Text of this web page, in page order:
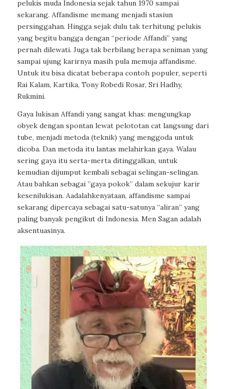
pelukis muda Indonesia sejak tahun 1970 sampai
sekarang. Affandisme memang menjadi stasiun
persinggahan. Hingga sejak dulu tak terhitung pelukis
yang begitu bangga dengan “periode Affandi” yang
pernah dilewati. Juga tak berbilang berapa seniman yang
sampai ujung karirnya masih pula memuja affandisme.
Untuk itu bisa dicatat beberapa contoh populer, seperti
Rai Kalam, Kartika, Tony Robedi Rosar, Sri Hadhy,
Rukmini.
Gaya lukisan Affandi yang sangat khas: mengungkap
obyek dengan spontan lewat pelototan cat langsung dari
tube, menjadi metoda (teknik) yang menggoda untuk
dicoba. Dan metoda itu lantas melahirkan gaya. Walau
sering gaya itu serta-merta ditinggalkan, untuk
kemudian dijumput kembali sebagai selingan-selingan.
Atau bahkan sebagai ”gaya pokok” dalam sekujur karir
kesenilukisan. Aadalahkenyataan, affandisme sampai
sekarang dipercaya sebagai satu-satunya “aliran” yang
paling banyak pengikut di Indonesia. Men Sagan adalah
aksentuasinya.